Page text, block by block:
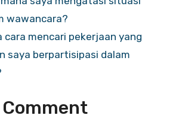
wawancara?
cara mencari pekerjaan yang
saya berpartisipasi dalam
Comment